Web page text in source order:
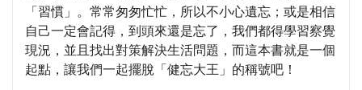
「習慣」。常常匆匆忙忙，所以不小心遺忘；或是相信
自己一定會記得，到頭來還是忘了，我們都得學習察覺
現況，並且找出對策解決生活問題，而這本書就是一個
起點，讓我們一起擺脫「健忘大王」的稱號吧！